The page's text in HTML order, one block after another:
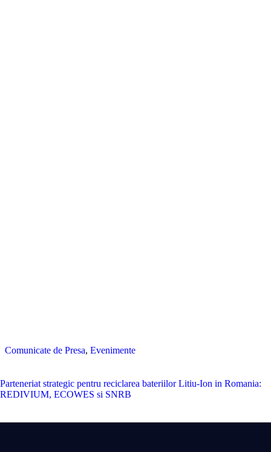
Comunicate de Presa, Evenimente
Parteneriat strategic pentru reciclarea bateriilor Litiu-Ion in Romania:
REDIVIUM, ECOWES si SNRB